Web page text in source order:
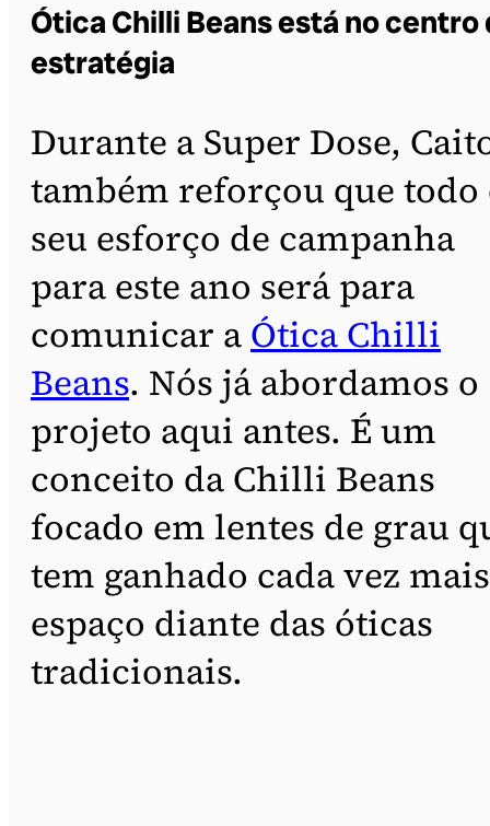
Ótica Chilli Beans está no centro
estratégia
Durante a Super Dose,
também reforçou que todo
seu esforço de campanha
para este ano será para
comunicar a Ótica Chilli
Beans. Nós já abordamos o
projeto aqui antes. É um
conceito da Chilli Beans
focado em lentes de grau
tem ganhado cada vez mais
espaço diante das óticas
tradicionais.